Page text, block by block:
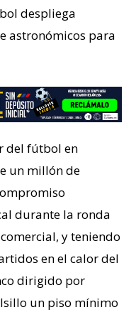
despliega
astronómicos para
del fútbol en
un millón de
durante la ronda
y teniendo
en el calor del
dirigido por
un piso mínimo